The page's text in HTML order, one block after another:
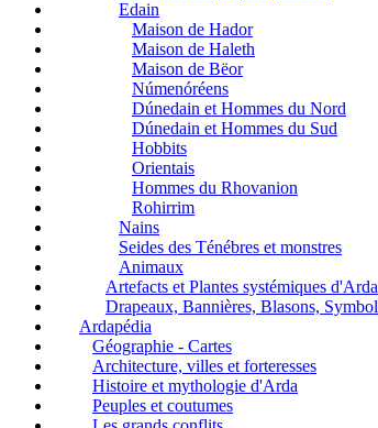
Edain
Maison de Hador
Maison de Haleth
Maison de Bëor
Númenóréens
Dúnedain et Hommes du Nord
Dúnedain et Hommes du Sud
Hobbits
Orientais
Hommes du Rhovanion
Rohirrim
Nains
Seides des Ténébres et monstres
Animaux
Artefacts et Plantes systémiques d'Arda
Drapeaux, Bannières, Blasons,
Ardapédia
Géographie - Cartes
Architecture, villes et forteresses
Histoire et mythologie d'Arda
Peuples et coutumes